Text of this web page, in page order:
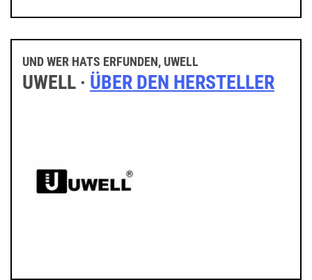
UND WER HATS ERFUNDEN, UWELL
UWELL · ÜBER DEN HERSTELLER